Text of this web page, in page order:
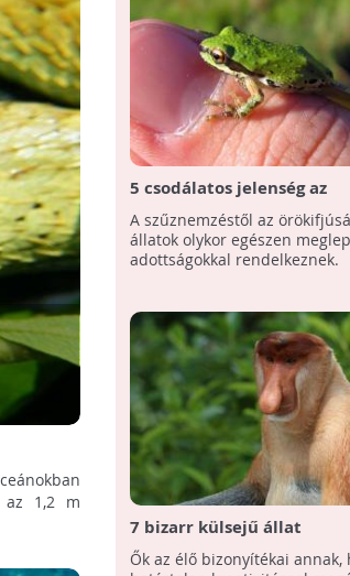
az 1,2 m
5 csodálatos jelenség az
állatvilágból
A szűznemzéstől az
állatok olykor egészen
adottságokkal rendelkeznek.
7 bizarr külsejű állat
Ők az élő bizonyítékai annak,